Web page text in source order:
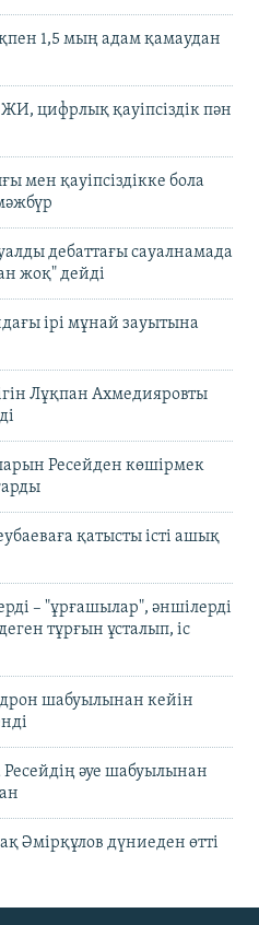
1,5 мың адам қамаудан
цифрлық қауіпсіздік пән
мен қауіпсіздікке бола
дебаттағы сауалнамада
жоқ" дейді
ірі мұнай зауытына
Лұқпан Ахмедияровты
Ресейден көшірмек
қатысты істі ашық
– "ұрғашылар", әншілерді
тұрғын ұсталып, іс
шабуылынан кейін
әуе шабуылынан
Әмірқұлов дүниеден өтті